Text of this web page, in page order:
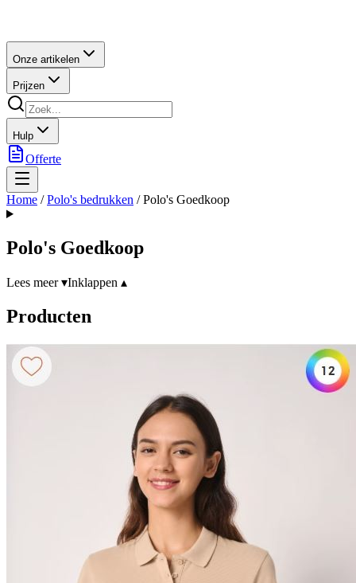
Onze artikelen
Prijzen
Hulp
Offerte
Home /Polo's bedrukken /Polo's Goedkoop
Polo's Goedkoop
Lees meer ▾Inklappen ▴
Producten